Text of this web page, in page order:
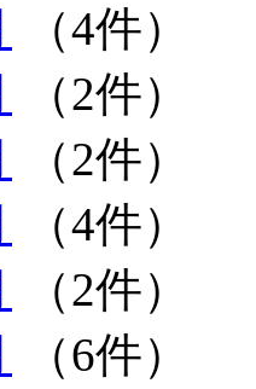
（4件）
（2件）
（2件）
（4件）
（2件）
（6件）